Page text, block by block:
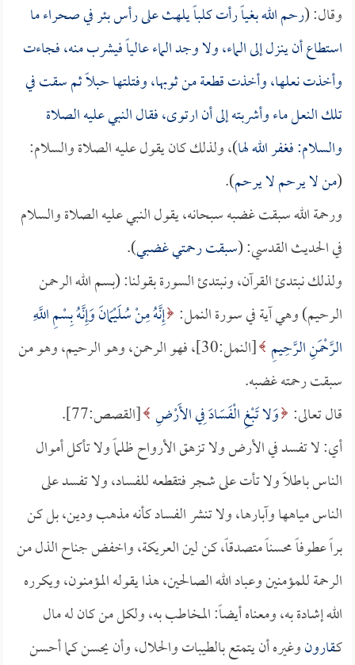
وقال: (رحم الله بغياً رأت كلباً يلهث على رأس بئر في صحراء ما
استطاع أن ينزل إلى الماء، ولا وجد الماء عالياً فيشرب منه، فجاءت
وأخذت نعلها، وأخذت قطعة من ثوبها، وفتلتها حبلاً ثم سقت في
تلك النعل ماء وأشربته إلى أن ارتوى، فقال النبي عليه الصلاة
والسلام: فغفر الله لها)، ولذلك كان يقول عليه الصلاة والسلام:
(من لا يرحم لا يرحم).
ورحمة الله سبقت غضبه سبحانه، يقول النبي عليه الصلاة والسلام
في الحديث القدسي: (سبقت رحمتي غضبي).
ولذلك نبتدئ القرآن، ونبتدئ السورة بقولنا: (بسم الله الرحمن
الرحيم) وهي آية في سورة النمل: إِنَّهُ مِنْ سُلَيْمَانَ وَإِنَّهُ بِسْمِ اللَّهِ
الرَّحْمَنِ الرَّحِيمِ
[النمل:30]، فهو الرحمن، وهو الرحيم، وهو من
سبقت رحمته غضبه.
قال تعالى: وَلا تَبْغِ الْفَسَادَ فِي الأَرْضِ [القصص:77].
أي: لا تفسد في الأرض ولا تزهق الأرواح ظلماً ولا تأكل أموال
الناس باطلاً ولا تأت على شجر فتقطعه للفساد، ولا تفسد على
الناس مياهها وآبارها، ولا تنشر الفساد كأنه مذهب ودين، بل كن
براً عطوفاً محسناً متصدقاً، كن لين العريكة، واخفض جناح الذل من
الرحمة للمؤمنين وعباد الله الصالحين، هذا يقوله المؤمنون، ويكرره
الله إشادة به، ومعناه أيضاً: المخاطب به، ولكل من كان له مال
كـقارونوغيره أن يتمتع بالطيبات والحلال، وأن يحسن كما أحسن